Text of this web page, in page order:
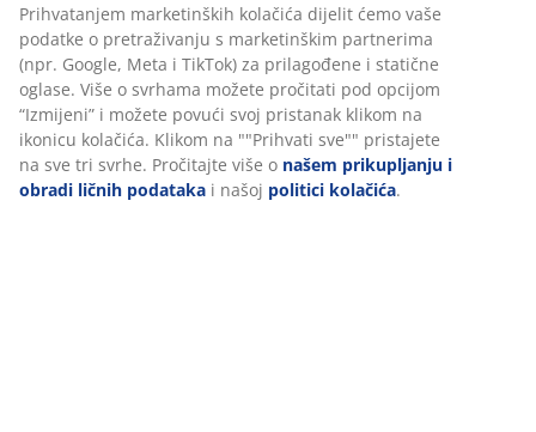
Prihvatanjem marketinških kolačića dijelit ćemo vaše
podatke o pretraživanju s marketinškim partnerima
(npr. Google, Meta i TikTok) za prilagođene i statične
oglase. Više o svrhama možete pročitati pod opcijom
“Izmijeni” i možete povući svoj pristanak klikom na
ikonicu kolačića. Klikom na ""Prihvati sve"" pristajete
na sve tri svrhe. Pročitajte više o našem prikupljanju i
obradi ličnih podataka i našoj politici kolačića.